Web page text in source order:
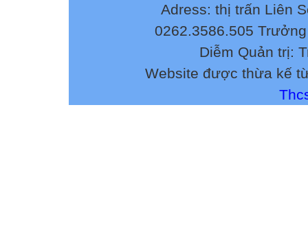
Adress: thị trấn Liên
0262.3586.505
Diễm Quản trị:
Website được thừa kế